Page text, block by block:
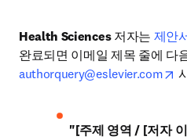
Health Sciences 저자는 제안
authorquery@eslevier.com
"[주제 영역 / [저자